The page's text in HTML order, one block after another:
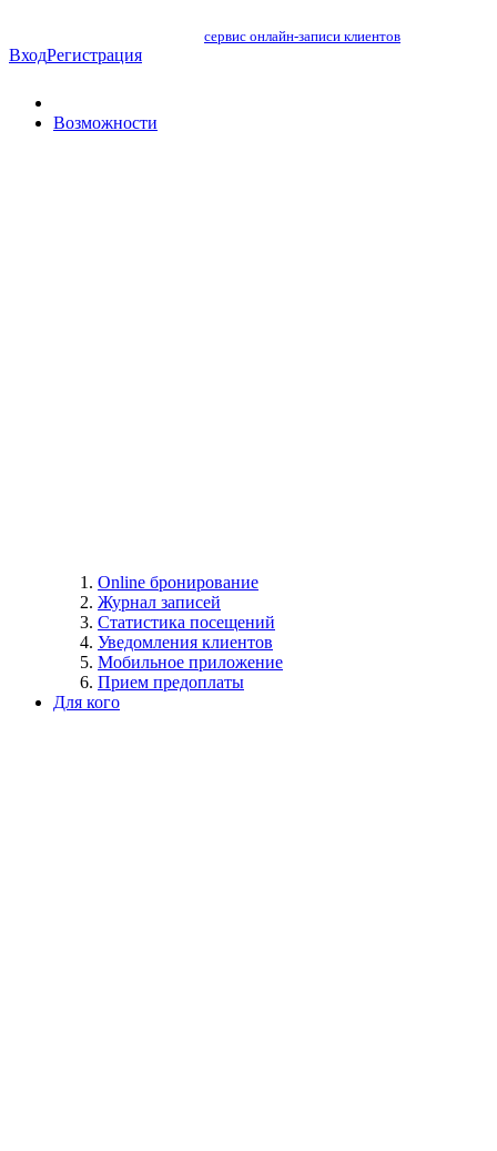
сервис онлайн-записи клиентов
ВходРегистрация
Возможности
Online бронирование
Журнал записей
Статистика посещений
Уведомления клиентов
Мобильное приложение
Прием предоплаты
Для кого